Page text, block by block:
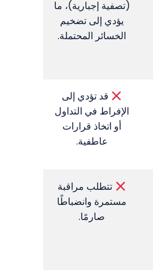
(تصفية إجبارية)، ما
يؤدي إلى تضخيم
الخسائر المحتملة.
قد تؤدي إلى
الإفراط في التداول
أو اتخاذ قرارات
عاطفية.
تتطلب مراقبة
مستمرة وانضباطًا
صارمًا.